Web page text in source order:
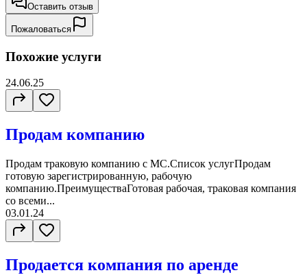
Оставить отзыв
Пожаловаться
Похожие услуги
24.06.25
Продам компанию
Продам траковую компанию с МС.Список услугПродам
готовую зарегистрированную, рабочую
компанию.ПреимуществаГотовая рабочая, траковая компания
со всеми...
03.01.24
Продается компания по аренде